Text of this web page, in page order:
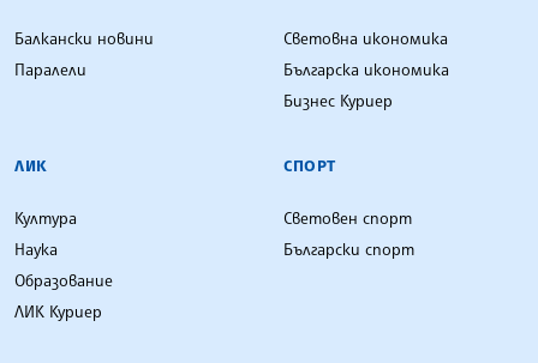
Балкански новини
Паралели
Световна икономика
Българска икономика
Бизнес Куриер
ЛИК
Култура
Наука
Образование
ЛИК Куриер
СПОРТ
Световен спорт
Български спорт